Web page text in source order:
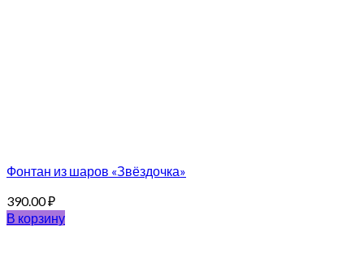
Фонтан из шаров «Звёздочка»
390.00₽
В корзину